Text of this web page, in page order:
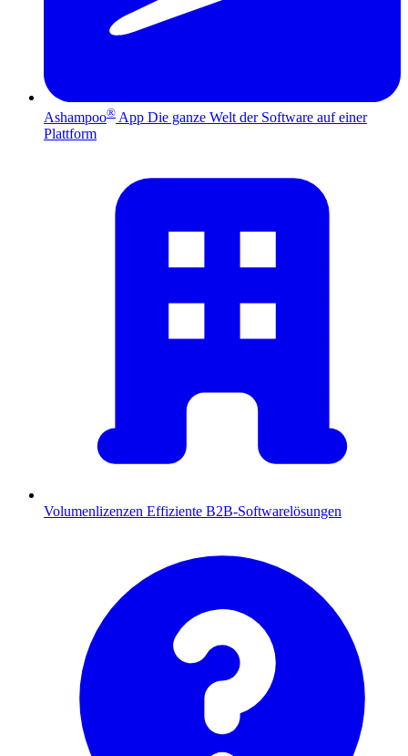
Ashampoo® App Die ganze Welt der Software auf einer
Plattform
Volumenlizenzen Effiziente B2B-Softwarelösungen